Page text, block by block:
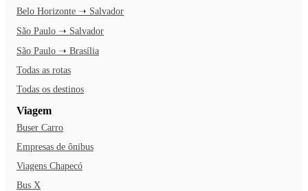
Belo Horizonte ➝ Salvador
São Paulo ➝ Salvador
São Paulo ➝ Brasília
Todas as rotas
Todas os destinos
Viagem
Buser Carro
Empresas de ônibus
Viagens Chapecó
Bus X